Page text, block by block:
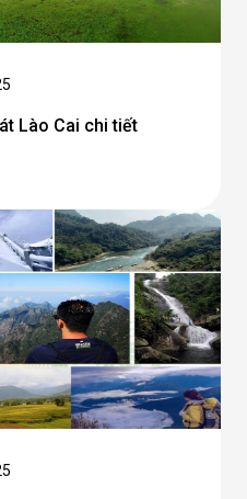
Lào Cai chi tiết